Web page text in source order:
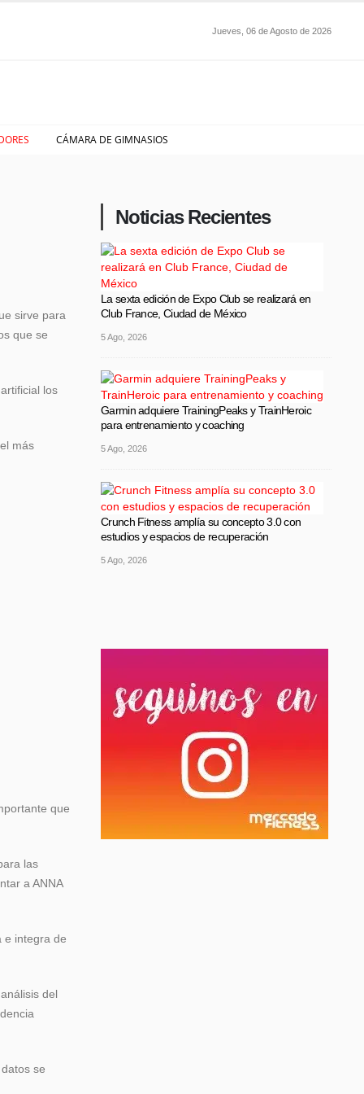
Jueves, 06 de Agosto de 2026
CÁMARA DE GIMNASIOS
sirve para
que se
los
más
que
las
a ANNA
e integra de
del
se
Noticias Recientes
La sexta edición de Expo Club se realizará en
Club France, Ciudad de México
5 Ago, 2026
Garmin adquiere TrainingPeaks y TrainHeroic
para entrenamiento y coaching
5 Ago, 2026
Crunch Fitness amplía su concepto 3.0 con
estudios y espacios de recuperación
5 Ago, 2026